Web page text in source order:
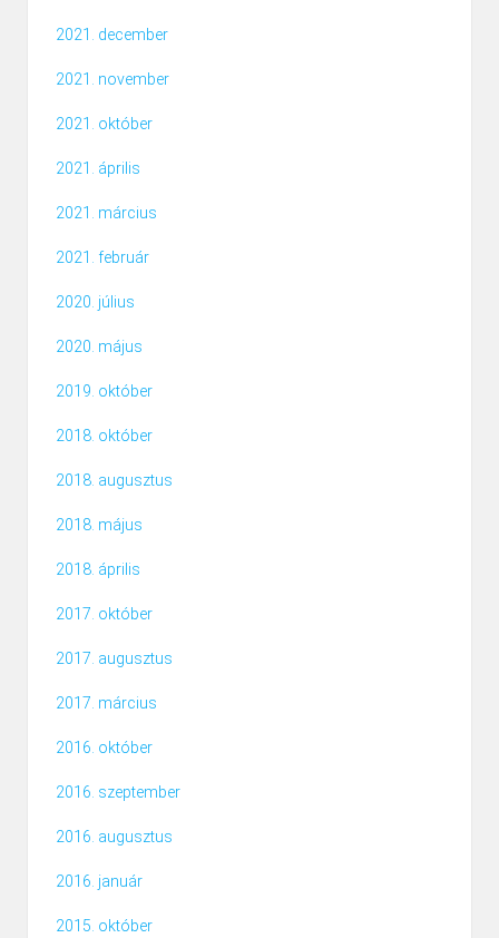
2021. december
2021. november
2021. október
2021. április
2021. március
2021. február
2020. július
2020. május
2019. október
2018. október
2018. augusztus
2018. május
2018. április
2017. október
2017. augusztus
2017. március
2016. október
2016. szeptember
2016. augusztus
2016. január
2015. október